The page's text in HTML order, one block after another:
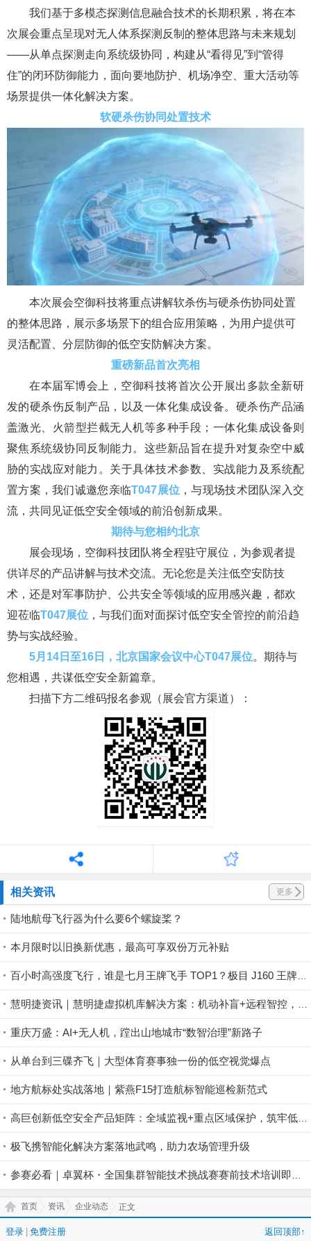
我们基于多模态探测信息融合技术的长期积累，将在本
次展会重点呈现对无人体系探测反制的整体思路与未来规划
——从单点探测走向系统级协同，构建从“看得见”到“管得
住”的闭环防御能力，面向要地防护、机场净空、重大活动等
场景提供一体化解决方案。
软硬杀伤协同处置技术
本次展会空御科技将重点讲解软杀伤与硬杀伤协同处置
的整体思路，展示多场景下的组合应用策略，为用户提供可
灵活配置、分层防御的低空安防解决方案。
重磅新品首次亮相
在本届军博会上，空御科技将首次公开展出多款全新研
发的硬杀伤反制产品，以及一体化集成设备。硬杀伤产品涵
盖激光、火箭型拦截无人机等多种手段；一体化集成设备则
聚焦系统级协同反制能力。这些新品旨在提升对复杂空中威
胁的实战应对能力。关于具体技术参数、实战能力及系统配
置方案，我们诚邀您亲临T047展位 ，与现场技术团队深入交
流，共同见证低空安全领域的前沿创新成果。
期待与您相约北京
展会现场，空御科技团队将全程驻守展位，为参观者提
供详尽的产品讲解与技术交流。无论您是关注低空安防技
术，还是对军事防护、公共安全等领域的应用感兴趣，都欢
迎莅临T047展位 ，与我们面对面探讨低空安全管控的前沿趋
势与实战经验。
5月14日至16日，北京国家会议中心T047展位。期待与
您相遇，共谋低空安全新篇章。
扫描下方二维码报名参观（展会官方渠道）：
相关资讯 更多
陆地航母飞行器为什么要6个螺旋桨？
本月限时以旧换新优惠，最高可享双份万元补贴
重庆万盛：AI+无人机，蹚出山地城市“数智治理”新路子
从单台到三碟齐飞｜大型体育赛事独一份的低空视觉爆点
地方航标处实战落地｜紫燕F15打造航标智能巡检新范式
极飞携智能化解决方案落地武鸣，助力农场管理升级
首页 资讯 企业动态 正文
登录 免费注册 返回顶部↑